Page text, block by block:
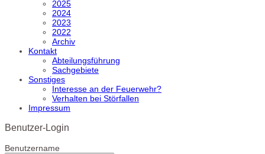
2025
2024
2023
2022
Archiv
Kontakt
Abteilungsführung
Sachgebiete
Sonstiges
Interesse an der Feuerwehr?
Verhalten bei Störfallen
Impressum
Benutzer-Login
Benutzername